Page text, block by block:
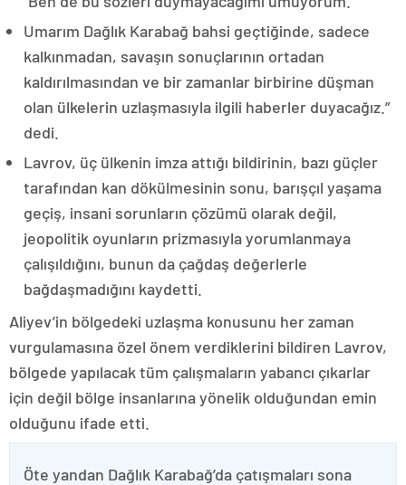
Umarım Dağlık Karabağ bahsi geçtiğinde, sadece
kalkınmadan, savaşın sonuçlarının ortadan
kaldırılmasından ve bir zamanlar birbirine düşman
olan ülkelerin uzlaşmasıyla ilgili haberler duyacağız.”
dedi.
Lavrov, üç ülkenin imza attığı bildirinin, bazı güçler
tarafından kan dökülmesinin sonu, barışçıl yaşama
geçiş, insani sorunların çözümü olarak değil,
jeopolitik oyunların prizmasıyla yorumlanmaya
çalışıldığını, bunun da çağdaş değerlerle
bağdaşmadığını kaydetti.
Aliyev’in bölgedeki uzlaşma konusunu her zaman
vurgulamasına özel önem verdiklerini bildiren Lavrov,
bölgede yapılacak tüm çalışmaların yabancı çıkarlar
için değil bölge insanlarına yönelik olduğundan emin
olduğunu ifade etti.
Öte yandan Dağlık Karabağ’da çatışmaları sona